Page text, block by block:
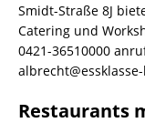
Smidt-Straße 8J
Catering und
0421-36510000
Restaurants